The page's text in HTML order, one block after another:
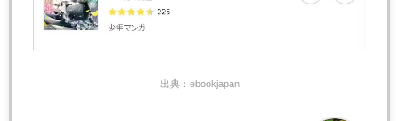
出典：ebookjapan